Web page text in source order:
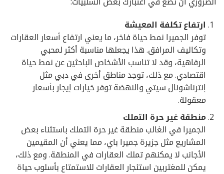
ارتفاع تكلفة المعيشة
توفر الجميرا نمط حياة فاخر، ما يعني ارتفاع أسعار العقارات
وتكاليف المرافق. هذا يجعلها مناسبة أكثر لمحبي
الرفاهية، وقد لا تناسب الأشخاص الباحثين عن نمط حياة
اقتصادي. مع ذلك، توجد مناطق أخرى في دبي مثل
إنترناشونال سيتي والنهضة توفر خيارات إيجار بأسعار
معقولة.
منطقة غير حرة التملك
الجميرا في الغالب منطقة غير حرة التملك باستثناء بعض
المشاريع مثل جزيرة جميرا باي، مما يعني أن المقيمين
الأجانب لا يمكنهم تملك العقارات في المنطقة. ومع ذلك،
يمكن للمغتربين استئجار العقارات للاستمتاع بأسلوب حياة